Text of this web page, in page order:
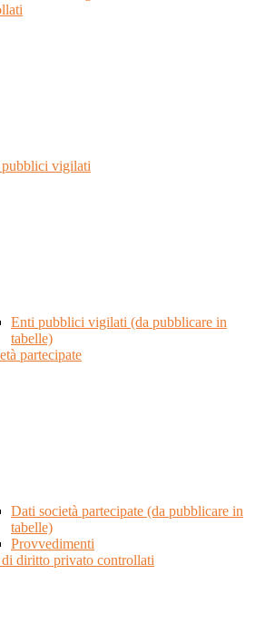
vigilati
Enti pubblici vigilati (da pubblicare in
tabelle)
partecipate
Dati società partecipate (da pubblicare in
tabelle)
Provvedimenti
diritto privato controllati